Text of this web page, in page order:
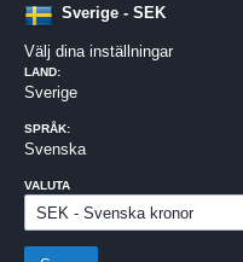
Sverige - SEK
Välj dina inställningar
LAND:
Sverige
SPRÅK:
Svenska
VALUTA